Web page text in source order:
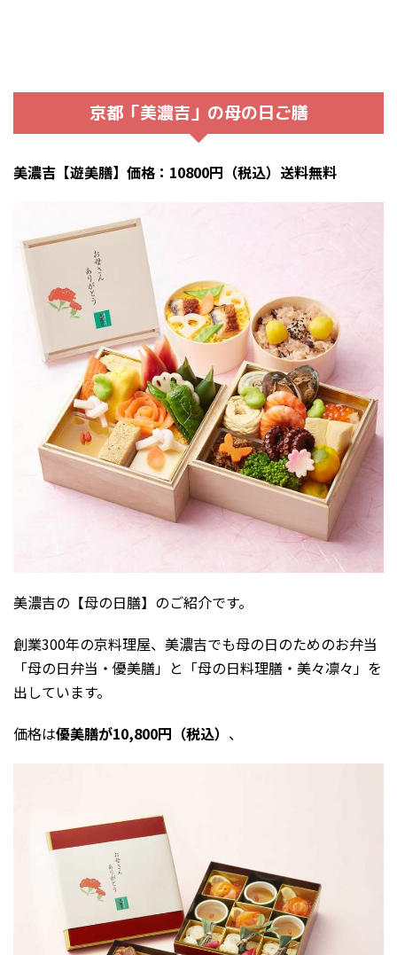
京都「美濃吉」の母の日ご膳
美濃吉【遊美膳】価格：10800円（税込）送料無料
美濃吉の【母の日膳】のご紹介です。
創業300年の京料理屋、美濃吉でも母の日のためのお弁当
「母の日弁当・優美膳」と「母の日料理膳・美々凛々」を
出しています。
価格は優美膳が10,800円（税込） 、